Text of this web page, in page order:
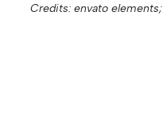
Credits: envato elements;